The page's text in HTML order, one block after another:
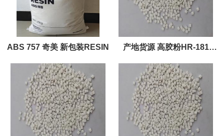
ABS 757 奇美 新包装RESIN 产地货源 高胶粉HR-181
ABS改性专用增韧剂